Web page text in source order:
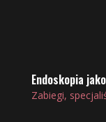
Endoskopia
Zabiegi,